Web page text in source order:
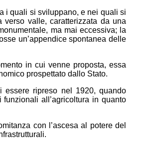
i quali si sviluppano, e nei quali si
verso valle, caratterizzata da una
ma mai eccessiva; la
un’appendice spontanea delle
in cui venne proposta, essa
prospettato dallo Stato.
essere ripreso nel 1920, quando
all’agricoltura in quanto
con l’ascesa al potere del